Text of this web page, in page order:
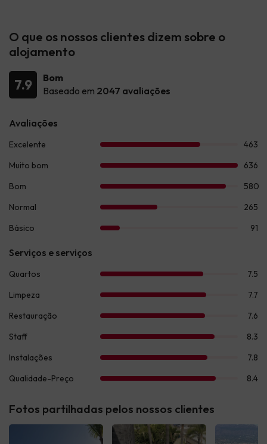
O que os nossos clientes dizem sobre o
alojamento
7.9
Bom
Baseado em 2047 avaliações
Fotos partilhadas pelos nossos clientes